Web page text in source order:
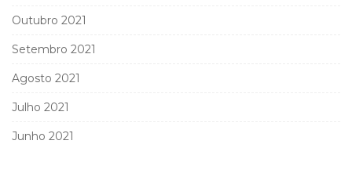
Outubro 2021
Setembro 2021
Agosto 2021
Julho 2021
Junho 2021